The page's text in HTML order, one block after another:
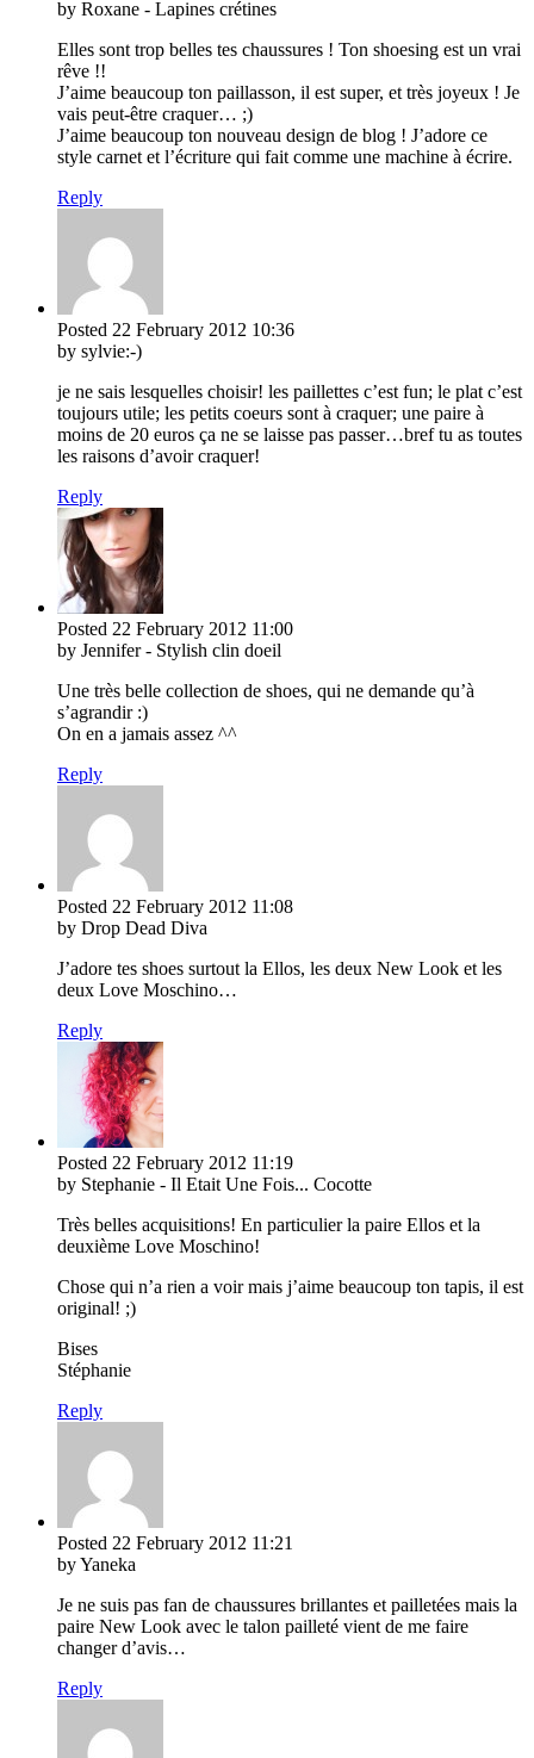
by Roxane - Lapines crétines
Elles sont trop belles tes chaussures ! Ton shoesing est un vrai
rêve !!
J’aime beaucoup ton paillasson, il est super, et très joyeux ! Je
vais peut-être craquer… ;)
J’aime beaucoup ton nouveau design de blog ! J’adore ce
style carnet et l’écriture qui fait comme une machine à écrire.
Reply
Posted 22 February 2012 10:36
by sylvie:-)
je ne sais lesquelles choisir! les paillettes c’est fun; le plat c’est
toujours utile; les petits coeurs sont à craquer; une paire à
moins de 20 euros ça ne se laisse pas passer…bref tu as toutes
les raisons d’avoir craquer!
Reply
Posted 22 February 2012 11:00
by Jennifer - Stylish clin doeil
Une très belle collection de shoes, qui ne demande qu’à
s’agrandir :)
On en a jamais assez ^^
Reply
Posted 22 February 2012 11:08
by Drop Dead Diva
J’adore tes shoes surtout la Ellos, les deux New Look et les
deux Love Moschino…
Reply
Posted 22 February 2012 11:19
by Stephanie - Il Etait Une Fois... Cocotte
Très belles acquisitions! En particulier la paire Ellos et la
deuxième Love Moschino!
Chose qui n’a rien a voir mais j’aime beaucoup ton tapis, il est
original! ;)
Bises
Stéphanie
Reply
Posted 22 February 2012 11:21
by Yaneka
Je ne suis pas fan de chaussures brillantes et pailletées mais la
paire New Look avec le talon pailleté vient de me faire
changer d’avis…
Reply